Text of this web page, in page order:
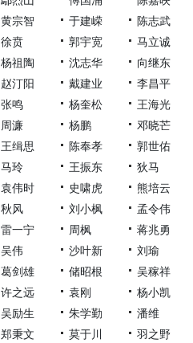
黄宗智
于建嵘
陈志武
徐贲
郭宇宽
马立诚
杨祖陶
沈志华
向继东
赵汀阳
戴建业
李昌平
张鸣
杨奎松
王海光
周濂
杨鹏
邓晓芒
王缉思
陈奉孝
郭世佑
马玲
王振东
狄马
袁伟时
史啸虎
熊培云
秋风
刘小枫
孟令伟
雷一宁
周枫
蒋兆勇
吴伟
沙叶新
刘瑜
葛剑雄
储昭根
吴稼祥
许之远
袁刚
杨小凯
吴励生
朱学勤
潘维
郑秉文
莫于川
羽之野